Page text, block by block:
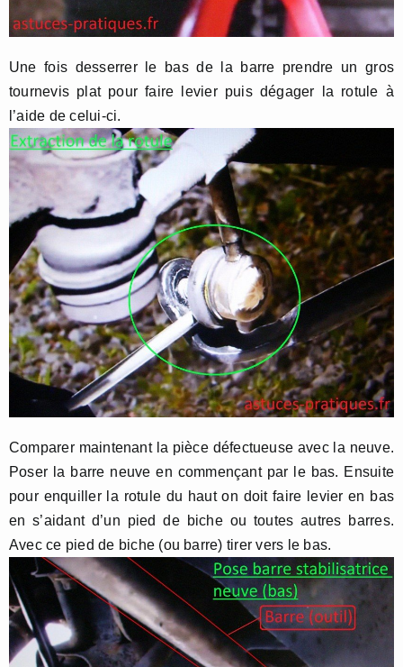
Une fois desserrer le bas de la barre prendre un gros
tournevis plat pour faire levier puis dégager la rotule à
l’aide de celui-ci.
Comparer maintenant la pièce défectueuse avec la neuve.
Poser la barre neuve en commençant par le bas. Ensuite
pour enquiller la rotule du haut on doit faire levier en bas
en s’aidant d’un pied de biche ou toutes autres barres.
Avec ce pied de biche (ou barre) tirer vers le bas.